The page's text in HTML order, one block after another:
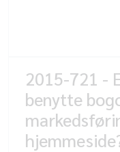
2015-721 -
benytte